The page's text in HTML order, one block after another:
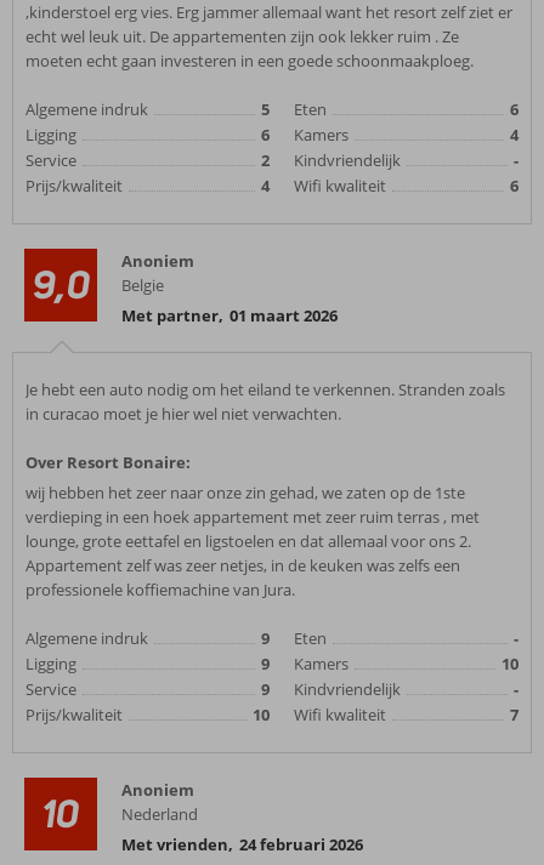
,kinderstoel erg vies. Erg jammer allemaal want het resort zelf ziet er
echt wel leuk uit. De appartementen zijn ook lekker ruim . Ze
moeten echt gaan investeren in een goede schoonmaakploeg.
Algemene indruk
5
Ligging
6
Service
2
Prijs/kwaliteit
4
Eten
6
Kamers
4
Kindvriendelijk
-
Wifi kwaliteit
6
9,0
Anoniem
Belgie
Met partner, 01 maart 2026
Je hebt een auto nodig om het eiland te verkennen. Stranden zoals
in curacao moet je hier wel niet verwachten.
Over Resort Bonaire:
wij hebben het zeer naar onze zin gehad, we zaten op de 1ste
verdieping in een hoek appartement met zeer ruim terras , met
lounge, grote eettafel en ligstoelen en dat allemaal voor ons 2.
Appartement zelf was zeer netjes, in de keuken was zelfs een
professionele koffiemachine van Jura.
Algemene indruk
9
Ligging
9
Service
9
Prijs/kwaliteit
10
Eten
-
Kamers
10
Kindvriendelijk
-
Wifi kwaliteit
7
10
Anoniem
Nederland
Met vrienden, 24 februari 2026